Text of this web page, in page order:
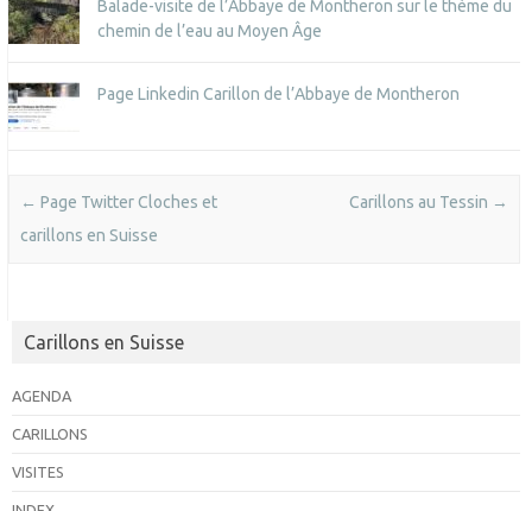
Balade-visite de l’Abbaye de Montheron sur le thème du
chemin de l’eau au Moyen Âge
Page Linkedin Carillon de l’Abbaye de Montheron
Post navigation
← Page Twitter Cloches et
carillons en Suisse
Carillons au Tessin →
Carillons en Suisse
AGENDA
CARILLONS
VISITES